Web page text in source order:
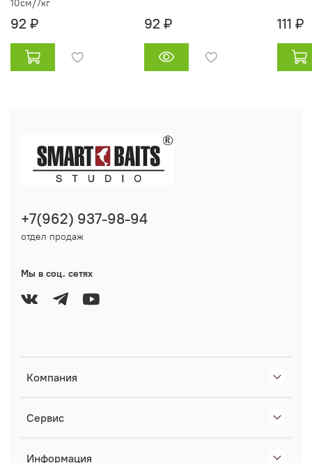
10см/7кг
92 ₽ 92 ₽ 111 ₽
Компания
Сервис
Информация
+7(962) 937-98-94
отдел продаж
Мы в соц. сетях